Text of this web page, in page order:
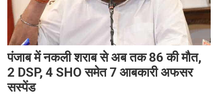
पंजाब में नकली शराब से अब तक 86 की मौत,
2 DSP, 4 SHO समेत 7 आबकारी अफसर
सस्पेंड